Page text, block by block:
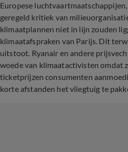
Europese
geregeld kritiek van
klimaatplannen niet in lijn zouden
klimaatafspraken van Parijs. Dit
uitstoot. Ryanair en andere
woede van klimaatactivisten omdat
ticketprijzen consumenten
korte afstanden het vliegtuig te